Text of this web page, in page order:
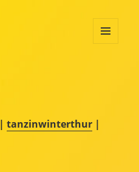
|tanzinwinterthur |